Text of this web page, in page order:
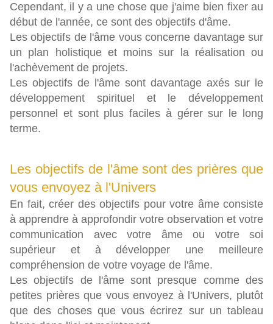
Cependant, il y a une chose que j'aime bien fixer au
début de l'année, ce sont des objectifs d'âme.
Les objectifs de l'âme vous concerne davantage sur
un plan holistique et moins sur la réalisation ou
l'achèvement de projets.
Les objectifs de l'âme sont davantage axés sur le
développement spirituel et le développement
personnel et sont plus faciles à gérer sur le long
terme.
Les objectifs de l'âme sont des prières que
vous envoyez à l'Univers
En fait, créer des objectifs pour votre âme consiste
à apprendre à approfondir votre observation et votre
communication avec votre âme ou votre soi
supérieur et à développer une meilleure
compréhension de votre voyage de l'âme.
Les objectifs de l'âme sont presque comme des
petites prières que vous envoyez à l'Univers, plutôt
que des choses que vous écrirez sur un tableau